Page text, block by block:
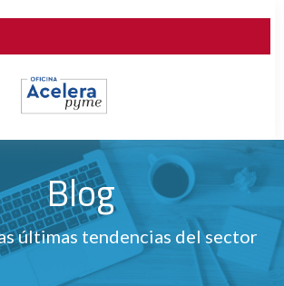
Blog
últimas tendencias del sector